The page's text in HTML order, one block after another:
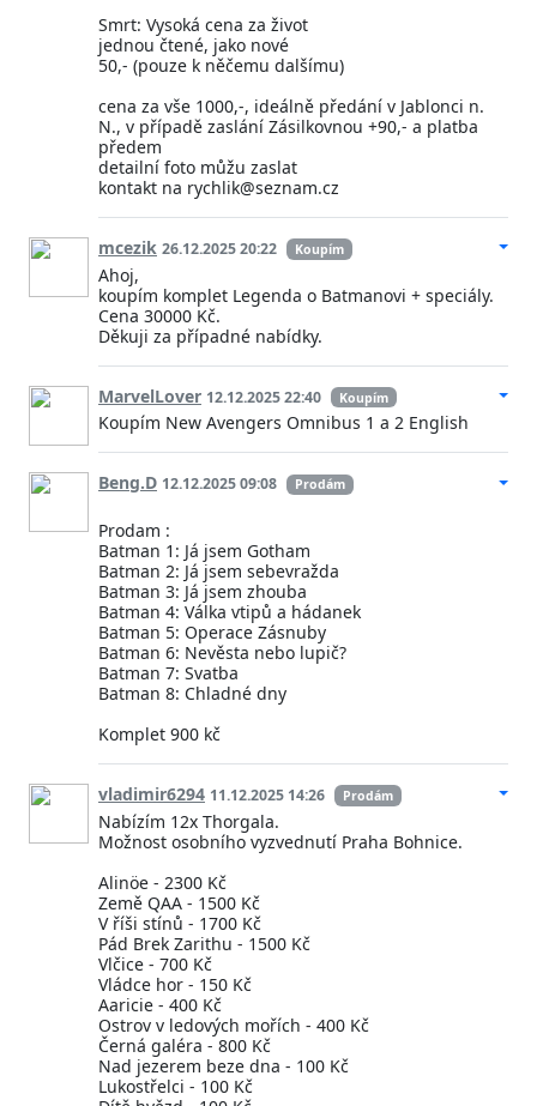
Smrt: Vysoká cena za život
jednou čtené, jako nové
50,- (pouze k něčemu dalšímu)
cena za vše 1000,-, ideálně předání v Jablonci n.
N., v případě zaslání Zásilkovnou +90,- a platba
předem
detailní foto můžu zaslat
kontakt na rychlik@seznam.cz
mcezik 26.12.2025 20:22 Koupím
Ahoj,
koupím komplet Legenda o Batmanovi + speciály.
Cena 30000 Kč.
Děkuji za případné nabídky.
MarvelLover 12.12.2025 22:40 Koupím
Koupím New Avengers Omnibus 1 a 2 English
Beng.D 12.12.2025 09:08 Prodám
Prodam :
Batman 1: Já jsem Gotham
Batman 2: Já jsem sebevražda
Batman 3: Já jsem zhouba
Batman 4: Válka vtipů a hádanek
Batman 5: Operace Zásnuby
Batman 6: Nevěsta nebo lupič?
Batman 7: Svatba
Batman 8: Chladné dny
Komplet 900 kč
vladimir6294 11.12.2025 14:26 Prodám
Nabízím 12x Thorgala.
Možnost osobního vyzvednutí Praha Bohnice.
Alinöe - 2300 Kč
Země QAA - 1500 Kč
V říši stínů - 1700 Kč
Pád Brek Zarithu - 1500 Kč
Vlčice - 700 Kč
Vládce hor - 150 Kč
Aaricie - 400 Kč
Ostrov v ledových mořích - 400 Kč
Černá galéra - 800 Kč
Nad jezerem beze dna - 100 Kč
Lukostřelci - 100 Kč